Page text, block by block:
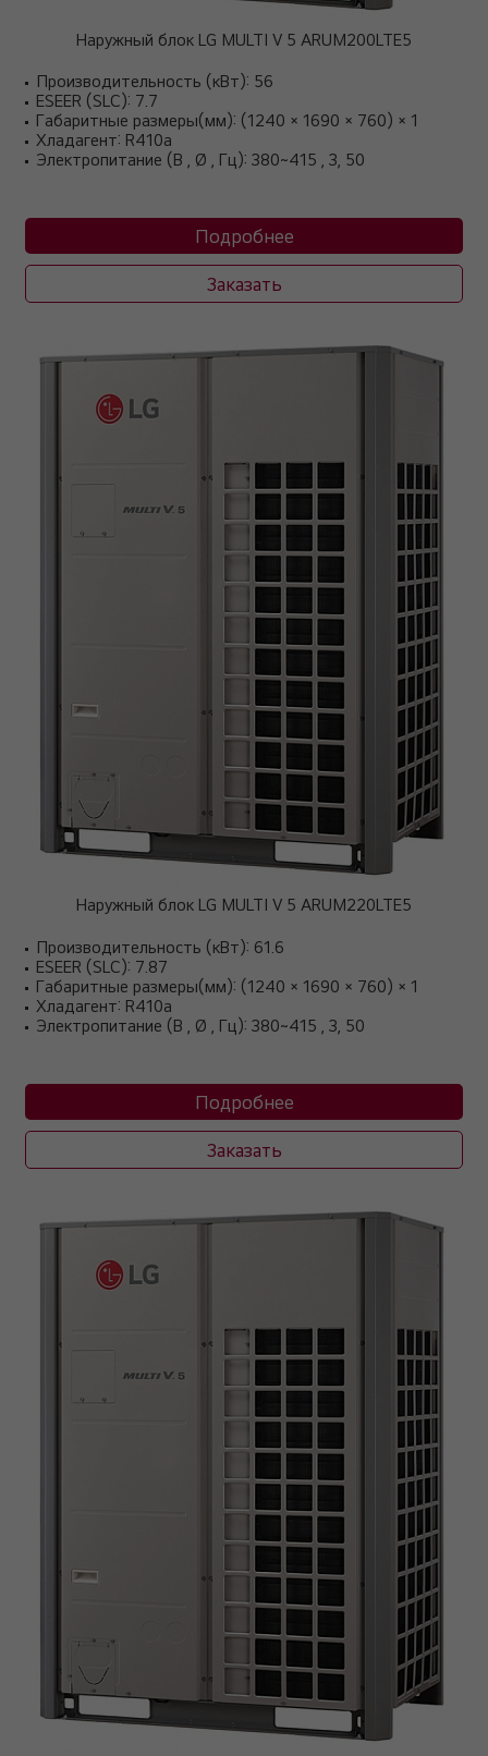
Наружный блок LG MULTI V 5 ARUM200LTE5
Производительность (кВт): 56
ESEER (SLC): 7.7
Габаритные размеры(мм): (1240 × 1690 × 760) × 1
Хладагент: R410a
Электропитание (В , Ø , Гц): 380~415 , 3, 50
Подробнее
Заказать
Наружный блок LG MULTI V 5 ARUM220LTE5
Производительность (кВт): 61.6
ESEER (SLC): 7.87
Габаритные размеры(мм): (1240 × 1690 × 760) × 1
Хладагент: R410a
Электропитание (В , Ø , Гц): 380~415 , 3, 50
Подробнее
Заказать